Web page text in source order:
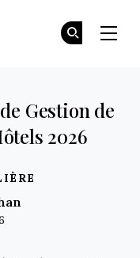
Gestion de
2026